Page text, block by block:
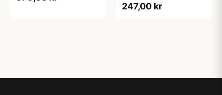
247,00 kr